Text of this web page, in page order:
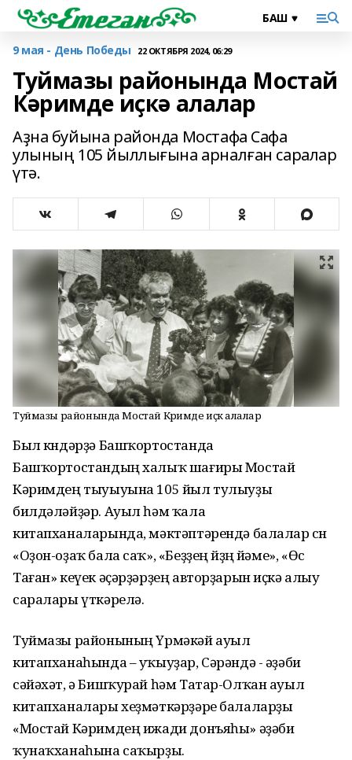
9 мая - День Победы 22 ОКТЯБРЯ 2024, 06:29
Туймазы районында Мостай
Кәримде иҫкә алалар
Аҙна буйына районда Мостафа Сафа
улының 105 йыллығына арналған саралар
үтә.
Туймазы районында Мостай Кәримде иҫкә алалар
Был көндәрҙә Башҡортостанда
Башҡортостандың халыҡ шағиры Мостай
Кәримдең тыуыуына 105 йыл тулыуҙы
билдәләйҙәр. Ауыл һәм ҡала
китапханаларында, мәктәптәрендә балалар өсөн
«Оҙон-оҙаҡ бала саҡ», «Беҙҙең өйҙөң йәме», «Өс
Таған» кеүек әҫәрҙәрҙең авторҙарын иҫкә алыу
саралары үткәрелә.
Туймазы районының Үрмәкәй ауыл
китапханаһында – уҡыуҙар, Сәрәндә - әҙәби
сәйәхәт, ә Бишҡурай һәм Татар-Олҡан ауыл
китапханалары хеҙмәткәрҙәре балаларҙы
«Мостай Кәримдең ижади донъяһы» әҙәби
ҡунаҡханаһына саҡырҙы.